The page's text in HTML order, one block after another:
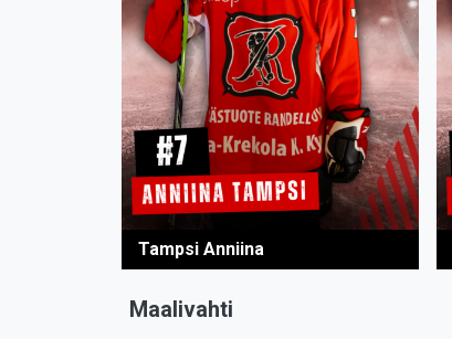
Tampsi Anniina
Maalivahti